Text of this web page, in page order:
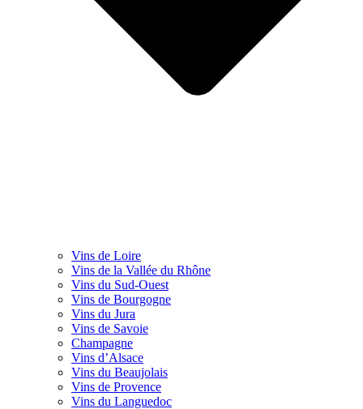
Vins de Loire
Vins de la Vallée du Rhône
Vins du Sud-Ouest
Vins de Bourgogne
Vins du Jura
Vins de Savoie
Champagne
Vins d’Alsace
Vins du Beaujolais
Vins de Provence
Vins du Languedoc